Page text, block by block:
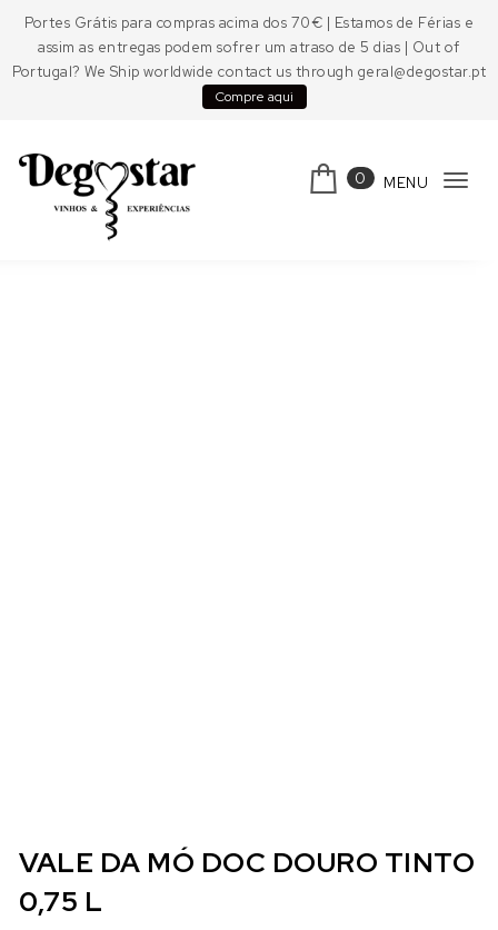
Portes Grátis para compras acima dos 70€ | Estamos de Férias e
assim as entregas podem sofrer um atraso de 5 dias | Out of
Portugal? We Ship worldwide contact us through geral@degostar.pt
Compre aqui
0 MENU
VALE DA MÓ DOC DOURO TINTO
0,75 L